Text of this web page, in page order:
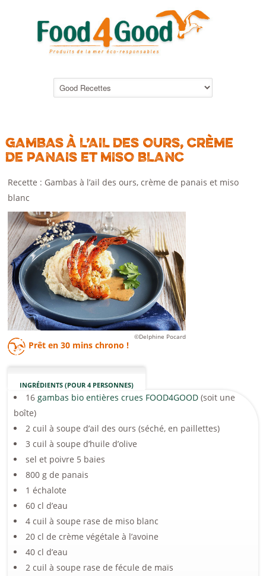
GAMBAS À L’AIL DES OURS, CRÈME
DE PANAIS ET MISO BLANC
Recette : Gambas à l’ail des ours, crème de panais et miso
blanc
©Delphine Pocard
Prêt en30 mins chrono !
INGRÉDIENTS (POUR 4 PERSONNES)
16gambas bio entières crues FOOD4GOOD (soit une
boîte)
2 cuil à soupe d’ail des ours (séché, en paillettes)
3 cuil à soupe d’huile d’olive
sel et poivre 5 baies
800 g de panais
1 échalote
60 cl d’eau
4 cuil à soupe rase de miso blanc
20 cl de crème végétale à l’avoine
40 cl d’eau
2 cuil à soupe rase de fécule de maïs